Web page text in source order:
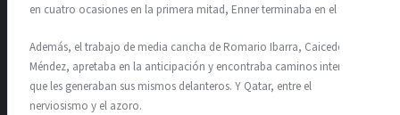
en cuatro ocasiones en la primera mitad, Enner terminaba en el suelo.
Además, el trabajo de media cancha de Romario Ibarra, Caicedo y
Méndez, apretaba en la anticipación y encontraba caminos interiores,
que les generaban sus mismos delanteros. Y Qatar, entre el
nerviosismo y el azoro.